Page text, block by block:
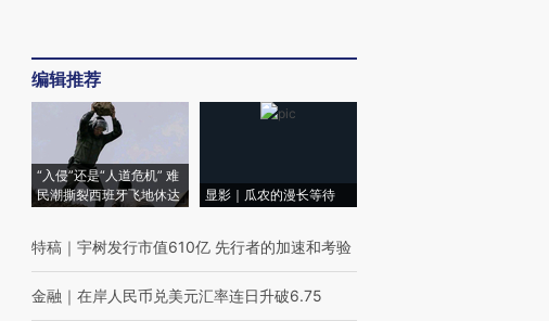
编辑推荐
“入侵”还是“人道危机” 难
民潮撕裂西班牙飞地休达
显影｜瓜农的漫长等待
特稿 ｜ 宇树发行市值610亿 先行者的加速和考验
金融 ｜ 在岸人民币兑美元汇率连日升破6.75